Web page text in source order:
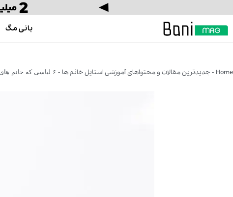
بانی مگ
Home
- جدیدترین مقالات و محتواهای آموزشی استایل خانم ها - ۶ لباسی که خانم های کوتاه قد باید داشته باشند